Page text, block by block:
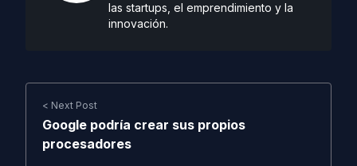
las startups, el emprendimiento y la
innovación.
< Next Post
Google podría crear sus propios
procesadores